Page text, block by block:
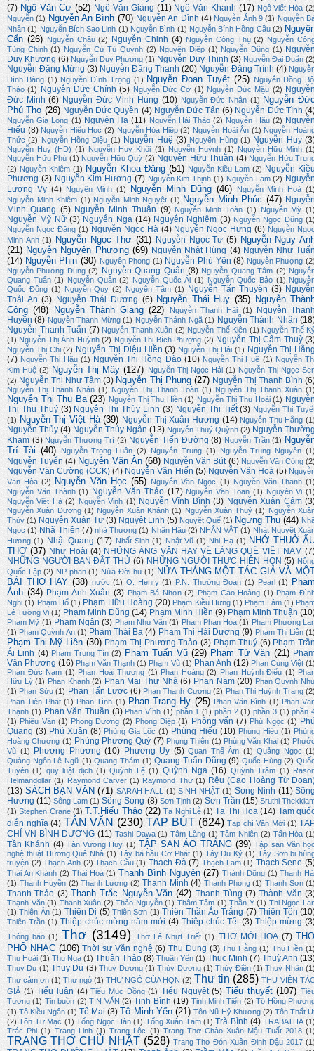
(7) Ngô Văn Cư (52) Ngô Văn Giảng (11) Ngô Văn Khanh (17) Ngô Viết Hòa
Nguyễn (1) Nguyễn An Bình (70) Nguyễn An Đình (4) Nguyễn Ánh 9 (1) Nguyễn
Nhân (1) Nguyễn Bích Sao Linh (1) Nguyễn Bình (1) Nguyễn Bính Hồng Cầu (2)
Cẩn (26) Nguyễn Châu (2) Nguyễn Chinh (4) Nguyễn Công Thụ (2) Nguyễn
Tùng Chinh (1) Nguyễn Cử Tú Quỳnh (2) Nguyên Diệp (1) Nguyễn Dũng (1)
Duy Khương (6) Nguyễn Duy Phương (1) Nguyễn Duy Thịnh (3) Nguyễn Đại Duẩn
Nguyễn Đặng Mừng (3) Nguyễn Đăng Thanh (20) Nguyễn Đăng Trình (4)
Đình Bảng (1) Nguyễn Đình Trọng (1) Nguyễn Đoan Tuyết (25)
Nguyễn Đồng
Thảo (1) Nguyễn Đức Chính (5) Nguyễn Đức Cơ (1) Nguyễn Đức Mậu (2)
Đức Minh (6) Nguyễn Đức Minh Hùng (10) Nguyễn Đức Nhân (1) Nguyễn
Phú Thọ (26) Nguyễn Đức Quyền (4) Nguyễn Đức Tấn (6) Nguyễn Đức Tình
Nguyễn Gia Long (1) Nguyên Hạ (11) Nguyễn Hải Thảo (2) Nguyễn Hậu (2)
Hiếu (8) Nguyễn Hiếu Học (2) Nguyễn Hòa Hiệp (2) Nguyễn Hoài Ân (1) Nguyễn
Thức (2) Nguyễn Hồng Diệu (1) Nguyễn Huệ (3) Nguyên Hùng (1) Nguyễn Huy
Nguyễn Huy (HD) (1) Nguyễn Huy Khôi (1) Nguyễn Huỳnh (1) Nguyễn Hữu Minh
Nguyễn Hữu Phú (1) Nguyễn Hữu Quý (2) Nguyễn Hữu Thuần (4) Nguyễn Hữu
(2) Nguyễn Khiêm (1) Nguyễn Khoa Đăng (51) Nguyễn Kiều Lam (2) Nguyễn
Phương (3) Nguyễn Kim Hương (7) Nguyễn Kim Thịnh (1) Nguyễn Lam (2)
Lương Vỵ (4) Nguyên Minh (1) Nguyễn Minh Dũng (46) Nguyễn Minh Hoà
Nguyễn Minh Khiêm (1) Nguyễn Minh Nguyệt (1) Nguyễn Minh Phúc (47)
Minh Quang (5) Nguyễn Minh Thuận (9) Nguyễn Minh Toàn (1) Nguyễn Mỳ
Nguyễn Mỹ Nữ (3) Nguyễn Nga (14) Nguyễn Nghiêm (3) Nguyễn Ngọc Dũng
Nguyễn Ngọc Đặng (1) Nguyễn Ngọc Hà (4) Nguyễn Ngọc Hưng (6) Nguyễn
Minh Anh (1) Nguyễn Ngọc Thơ (31) Nguyễn Ngọc Tư (5) Nguyễn Nguy
(21) Nguyễn Nguyên Phượng (69) Nguyễn Nhật Hùng (4) Nguyễn Như
(14) Nguyễn Phin (30) Nguyên Phong (1) Nguyễn Phú Yên (8) Nguyễn Phượng
Nguyễn Phương Dung (2) Nguyễn Quang Quân (8) Nguyễn Quang Tâm (2)
Quang Tuấn (1) Nguyễn Quân (2) Nguyễn Quốc Ái (1) Nguyễn Quốc Bảo (1)
Quốc Đông (1) Nguyễn Quy (2) Nguyên Tâm (1) Nguyễn Tấn Thuyên (3)
Thái An (3) Nguyễn Thái Dương (6) Nguyễn Thái Huy (35)
Nguyễn
Công (48) Nguyễn Thành Giang (22) Nguyễn Thanh Hải (1)
Nguyễn
Huyền (8) Nguyễn Thanh Mừng (1) Nguyễn Thánh Ngã (1) Nguyễn Thành Nhân
Nguyễn Thanh Tuấn (7) Nguyễn Thanh Xuân (2) Nguyễn Thế Kiên (1) Nguyễn Thế
(1) Nguyễn Thị Ánh Huỳnh (2) Nguyễn Thị Bích Phượng (2) Nguyễn Thị Cẩm Thuỳ
Nguyễn Thị Chi (2) Nguyễn Thị Diệu Hiền (3) Nguyễn Thị Hải (1) Nguyễn Thị
(7) Nguyễn Thị Hậu (1) Nguyễn Thị Hồng Đào (10) Nguyễn Thị Huệ (1) Nguyễn
Kim Huệ (2) Nguyễn Thị Mây (127) Nguyễn Thị Ngọc Hải (1) Nguyễn Thị Ngọc
(2) Nguyễn Thị Như Tâm (3) Nguyễn Thị Phụng (27) Nguyễn Thị Thanh Bình
Nguyễn Thị Thành Nhân (1) Nguyễn Thị Thanh Toàn (1) Nguyễn Thị Thanh Xuân
Nguyễn Thị Thu Ba (23) Nguyễn Thị Thu Hiền (1) Nguyễn Thị Thu Hoài (1)
Thị Thu Thuý (3) Nguyễn Thị Thùy Linh (3) Nguyễn Thị Tiết (3) Nguyễn Thị
(1) Nguyễn Thị Việt Hà (39) Nguyễn Thị Xuân Hương (14) Nguyễn Thu Hằng
Nguyễn Thủy (4) Nguyễn Thúy Ngân (13) Nguyễn Thuý Quỳnh (2) Nguyễn
Kham (3) Nguyễn Thượng Trí (2) Nguyễn Tiến Đường (8) Nguyễn Trần (1)
Trí Tài (40) Nguyễn Trọng Luân (2) Nguyễn Trung (1) Nguyễn Trung Nguyên
Nguyễn Tuyển (4) Nguyễn Văn Ân (68) Nguyễn Văn Bút (6) Nguyễn Văn Công
Nguyễn Văn Cường (CCK) (4) Nguyễn Văn Hiến (5) Nguyễn Văn Hoà (5)
Văn Hòa (2) Nguyễn Văn Học (55) Nguyễn Văn Ngọc (1) Nguyễn Văn Thanh
Nguyễn Văn Thành (1) Nguyễn Văn Thảo (17) Nguyễn Văn Toan (1) Nguyên Vi
Nguyễn Việt Hà (2) Nguyễn Vinh (1) Nguyễn Vĩnh Bình (3) Nguyễn Xuân Cảm
Nguyễn Xuân Dương (1) Nguyễn Xuân Khánh (1) Nguyễn Xuân Thuỷ (1) Nguyễn
Thủy (1) Nguyễn Xuân Tư (3) Nguyệt Linh (5) Nguyệt Quế (1) Ngưng Thu (44)
Ngọc (1) Nhã Thiên (7) nhà Thương (1) Nhân Hậu (2) NHÂN VẬT (1) Nhật Nguyệt
Hương (1) Nhật Quang (17) Nhất Sinh (1) Nhật Vũ (1) Nhi Hạ (1) NHỚ THUỞ
THƠ (37) Như Hoài (4) NHỮNG ÁNG VĂN HAY VỀ LÀNG QUÊ VIỆT NAM
NHỮNG NGƯỜI BẠN ĐÂT THỦ (6) NHỮNG NGƯỜI THỰC HIỆN HQN (5)
Quốc Lập (2) NP phan (1) Nửa Đời hư (1) NỬA THÁNG MỘT TÁC GIẢ VÀ
BÀI THƠ HAY (38) nước (1) O. Henry (1) P.N. Thường Đoan (1) Pearl (1)
Ánh (34) Phạm Anh Xuân (3) Phạm Bá Nhơn (2) Phạm Cao Hoàng (1) Phạm
Nghi (1) Phạm Hổ (1) Phạm Hữu Hoàng (20) Phạm Kiều Hưng (1) Phạm Lâm (1)
Lê Tường Vi (1) Phạm Minh Dũng (14) Phạm Minh Hiền (9) Phạm Minh Thuận
Phạm Mỹ (1) Phạm Ngân (3) Phạm Như Vân (1) Phạm Phan Hòa (1) Phạm Phương
(1) Phạm Quỳnh An (1) Phạm Thái Ba (4) Phạm Thị Hải Dương (9) Phạm Thị Liên
Phạm Thị Mỹ Liên (30) Phạm Thị Phương Thảo (3) Phạm Thuý (6) Phạm
Ái Linh (4) Phạm Trung Tín (2) Phạm Tuấn Vũ (29) Phạm Tử Văn (21)
Văn Phương (16) Phạm Văn Thạnh (1) Phạm Vũ (1) Phan Anh (12) Phan Cung Việt
Phan Đức Nam (1) Phan Hoài Thương (1) Phan Hoàng (2) Phan Huỳnh Điểu (1)
Hữu Lý (1) Phan Khanh (2) Phan Mai Thư Nhã (6) Phan Nam (20) Phan Quỳnh
(1) Phan Sửu (1) Phan Tấn Lược (6) Phan Thanh Cương (2) Phan Thị Huỳnh Trang
Phan Tiên Phát (1) Phan Tình (1) Phan Trang Hy (25) Phan Văn Bình (1) Phan
Thạnh (1) Phan Văn Thuần (3) Phan Vĩnh (1) phần 1 (1) phần 2 (1) phần 3 (1) phần
(1) Phiêu Vân (1) Phong Dương (2) Phong Điệp (1) Phỏng vấn (7) Phú Ngọc (1)
Quang (3) Phú Xuân (8) Phùng Gia Lộc (1) Phùng Hiếu (10) Phùng Hiệu (1)
Hoàng Chương (1) Phùng Phương Quý (7) Phụng Thiên (1) Phùng Văn Khai (1)
Vũ (1) Phương Phương (10) Phương Uy (5) Quan Thế Âm (1) Quảng Ngọc
Quảng Ngôn Lê Ngữ (1) Quang Thám (1) Quang Tuấn Dũng (9) Quốc Hùng (2)
Tuyên (1) quy luật dịch (1) Quỳnh Lệ (1) Quỳnh Nga (16) Quỳnh Trâm (1)
Helmandollar (1) Raymond Carver (1) Raymond Thư (1) Rêu (Cao Hoàng Từ
(13) SÁCH BẠN VĂN (71) SARAH HALL (1) SINH NHẬT (1) Song Ninh (11)
Hương (11) Sông Lam (1) Sông Song (8) Sơn Tịnh (2) Sơn Trần (15) Sruthi
(1) Stephen Crane (1) T.T.Hiếu Thảo (22) Tạ Nghi Lễ (1) Tạ Thị Hoa (14) Tam
diễn nghĩa (4) TẢN VĂN (230) TẠP BÚT (624) Tạp chí Văn Mới (1)
CHÍ VN BÌNH DƯƠNG (11) Tashi Dawa (1) Tâm Lãng (1) Tâm Nhiên (2) Tấn Hòa
Tần Khánh (4) Tân Vương Huy (1) TẬP SAN ÁO TRẮNG (39) Tập san Văn
nghệ thuật Hương Quê Nhà (1) Tây bá hầu Cơ Phát (1) Tây Du Ký (1) Tây Sơn bi
truyện (2) Thạch Anh (2) Thạch Cầu (1) Thạch Đà (7) Thạch Lam (1) Thạch Sene
Thái An Khánh (2) Thái Hoà (1) Thanh Bình Nguyên (27) Thành Dũng (1) Thanh
(1) Thanh Huyền (2) Thanh Lương (2) Thanh Minh (4) Thanh Phong (1) Thanh Sơn
Thanh Thảo (3) Thanh Trắc Nguyễn Văn (42) Thanh Tùng (7) Thành Văn
Thạnh Văn (1) Thanh Xuân (2) Thảo Nguyễn (1) Thâm Tâm (1) Thần Y (1) Thi Ngọc
(1) Thiên Ân (1) Thiên Di (5) Thiên Sơn (1) Thiên Thần Áo Trắng (7) Thiên Tôn
Thiên Trần (1) Thiệp chúc mừng năm mới (4) Thiệp chúc Tết (3) Thiệp mừng
Thông báo (1) Thơ (3149) Thơ Lê Nhựt Triết (1) THƠ MỜI HOẠ (7)
PHỔ NHẠC (106) Thời sự Văn nghệ (6) Thu Dung (3) Thu Hằng (1) Thu Hiền
Thu Hoài (1) Thu Nga (1) Thuận Thảo (8) Thuận Yến (1) Thục Minh (7) Thuỳ Anh
Thuỵ Du (1) Thụy Du (3) Thuỳ Dương (1) Thùy Dương (1) Thủy Điền (1) Thuỳ Nhân
Thư cảm ơn (1) Thư ngỏ (1) THƯ NGỎ CỦA HQN (2) Thư tin (285) THƯ VIỆN
GIẢ (1) Tiểu luận (4) Tiểu Mục Đồng (1) Tiểu Nguyệt (5) Tiểu thuyết (107)
Tương (1) Tin buồn (2) TIN VĂN (2) Tịnh Bình (19) Tịnh Minh Tiến (2) Tô Hồng
(1) Tô Kiều Ngân (1) Tố Mai (3) Tô Minh Yến (21) Tôn Nữ Hỷ Khương (2) Tôn Thất
(2) Tôn Tư Mạc (1) Tống Ngọc Hân (1) Tống Xuân Tám (1) Trà Bình (4) TRABATHA
Trác Phi (1) Trang Linh (1) Trang Lộc (1) Trang Thơ Chào Xuân Mậu Tuất 2018
TRANG THƠ CHỦ NHẬT (528) Trang Thơ Đón Xuân Đinh Dậu 2017